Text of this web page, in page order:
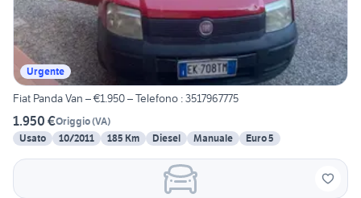
Urgente
Fiat Panda Van – €1.950 – Telefono : 3517967775
1.950 €Origgio(VA)
Usato
10/2011 185 Km Diesel Manuale Euro 5